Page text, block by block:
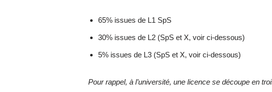
65% issues de L1 SpS
30% issues de L2 (SpS et X, voir ci-dessous)
5% issues de L3 (SpS et X, voir ci-dessous)
Pour rappel, à l’université, une licence se découpe en